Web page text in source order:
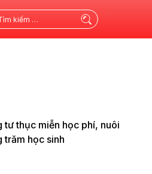
kiếm
tư thục miễn học phí, nuôi
trăm học sinh